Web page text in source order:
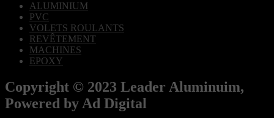
ALUMINIUM
PVC
VOLETS ROULANTS
REVÊTEMENT
MACHINES
EPOXY
Copyright © 2023 Leader Aluminuim,
Powered by Ad Digital